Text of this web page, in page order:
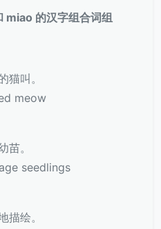
miao 的汉字组合词组
猫叫。
meow
苗。
seedlings
描绘。